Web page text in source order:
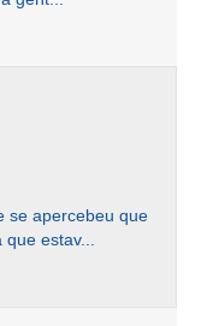
se apercebeu que
estav...